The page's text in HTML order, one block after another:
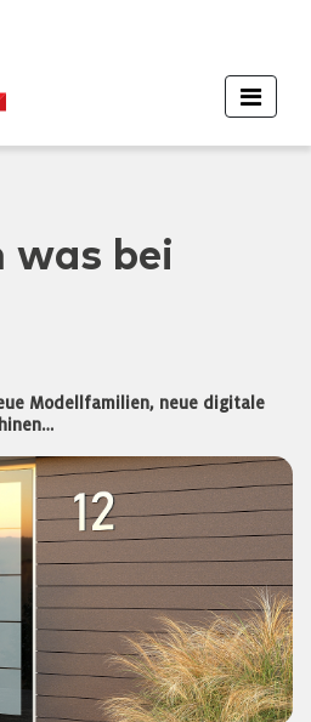
was bei
Modellfamilien, neue digitale